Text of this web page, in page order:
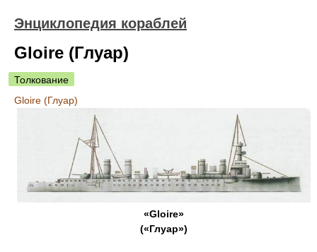
Энциклопедия кораблей
Gloire (Глуар)
Толкование
Gloire (Глуар)
«Gloire»
(«Глуар»)